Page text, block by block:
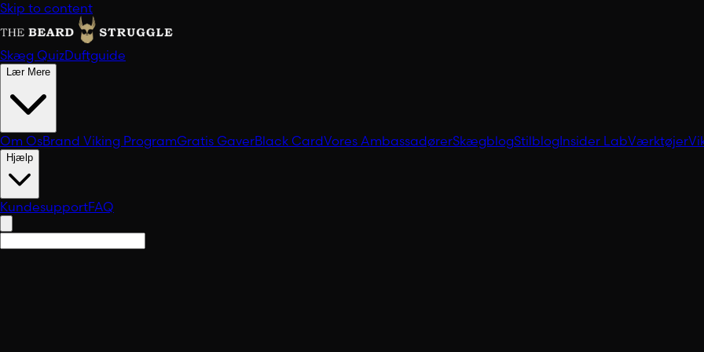
Skip to content
Skæg QuizDuftguide
Lær Mere
Om OsBrand Viking ProgramGratis GaverBlack CardVores AmbassadørerSkægblogStilblogInsider LabVærktøjer
Hjælp
KundesupportFAQ